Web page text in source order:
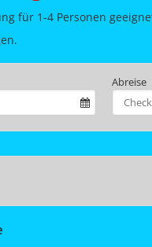
für 1-4 Personen
Abreise